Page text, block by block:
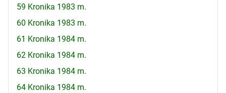
59 Kronika 1983 m.
60 Kronika 1983 m.
61 Kronika 1984 m.
62 Kronika 1984 m.
63 Kronika 1984 m.
64 Kronika 1984 m.